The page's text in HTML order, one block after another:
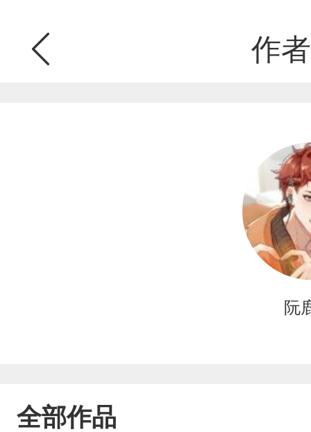
作
阮
全部作品